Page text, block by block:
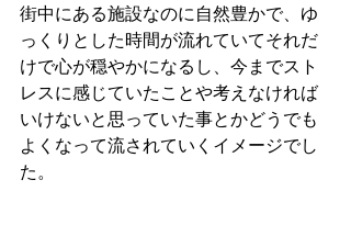
街中にある施設なのに自然豊かで、ゆ
っくりとした時間が流れていてそれだ
けで心が穏やかになるし、今までスト
レスに感じていたことや考えなければ
いけないと思っていた事とかどうでも
よくなって流されていくイメージでし
た。